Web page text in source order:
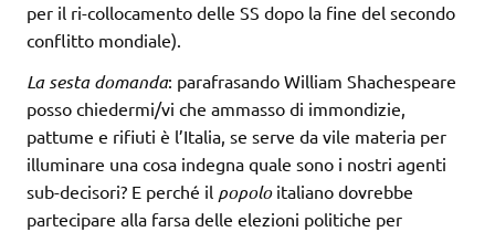
per il ri-collocamento delle SS dopo la fine del secondo
conflitto mondiale).
La sesta domanda: parafrasando William Shachespeare
posso chiedermi/vi che ammasso di immondizie,
pattume e rifiuti è l’Italia, se serve da vile materia per
illuminare una cosa indegna quale sono i nostri agenti
sub-decisori? E perché il popoloitaliano dovrebbe
partecipare alla farsa delle elezioni politiche per